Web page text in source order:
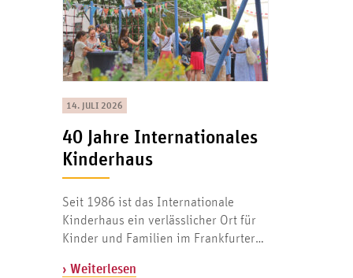
14. JULI 2026
40 Jahre Internationales
Kinderhaus
Seit 1986 ist das Internationale
Kinderhaus ein verlässlicher Ort für
Kinder und Familien im Frankfurter…
› Weiterlesen